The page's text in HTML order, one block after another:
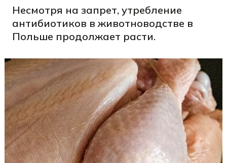
Несмотря на запрет, утребление
антибиотиков в животноводстве в
Польше продолжает расти.